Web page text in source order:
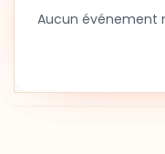
Aucun événement